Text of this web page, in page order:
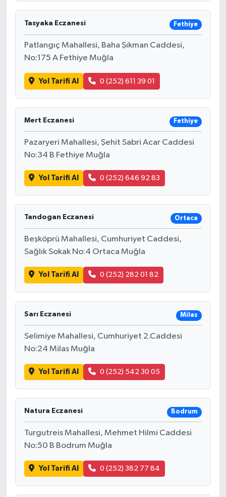
Tasyaka Eczanesi Fethiye
Patlangıç Mahallesi, Baha Şıkman Caddesi,
No:175 A Fethiye Muğla
Yol Tarifi Al 0 (252) 611 39 01
Mert Eczanesi Fethiye
Pazaryeri Mahallesi, Şehit Sabri Acar Caddesi
No:34 B Fethiye Muğla
Yol Tarifi Al 0 (252) 646 92 83
Tandogan Eczanesi Ortaca
Beşköprü Mahallesi, Cumhuriyet Caddesi,
Sağlık Sokak No:4 Ortaca Muğla
Yol Tarifi Al 0 (252) 282 01 82
Sarı Eczanesi Milas
Selimiye Mahallesi, Cumhuriyet 2.Caddesi
No:24 Milas Muğla
Yol Tarifi Al 0 (252) 542 30 05
Natura Eczanesi Bodrum
Turgutreis Mahallesi, Mehmet Hilmi Caddesi
No:50 B Bodrum Muğla
Yol Tarifi Al 0 (252) 382 77 84